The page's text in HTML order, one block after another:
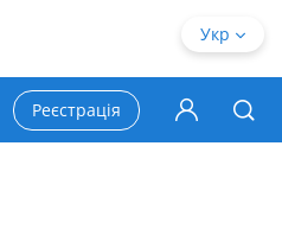
Укр
Реєстрація